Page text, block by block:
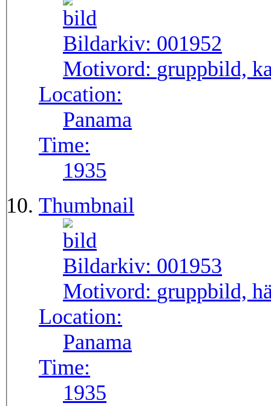
Bildarkiv: 001952
Motivord: gruppbild,
Location:
Panama
Time:
1935
Thumbnail
Bildarkiv: 001953
Motivord: gruppbild,
Location:
Panama
Time:
1935